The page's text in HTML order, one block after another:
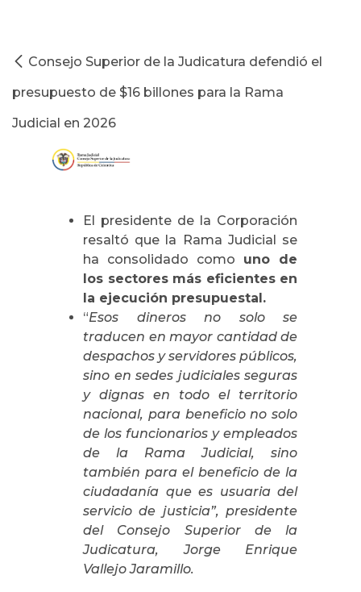
Consejo Superior de la Judicatura defendió el
presupuesto de $16 billones para la Rama
Judicial en 2026
El presidente de la Corporación
resaltó que la Rama Judicial se
ha consolidado como uno de
los sectores más eficientes en
la ejecución presupuestal.
“Esos dineros no solo se
traducen en mayor cantidad de
despachos y servidores públicos,
sino en sedes judiciales seguras
y dignas en todo el territorio
nacional, para beneficio no solo
de los funcionarios y empleados
de la Rama Judicial, sino
también para el beneficio de la
ciudadanía que es usuaria del
servicio de justicia”, presidente
del Consejo Superior de la
Judicatura, Jorge Enrique
Vallejo Jaramillo.